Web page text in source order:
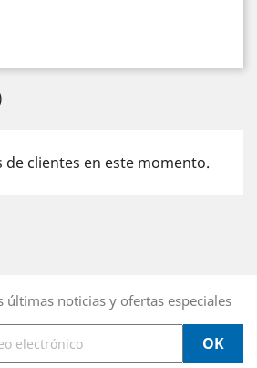
de clientes en este momento.
últimas noticias y ofertas especiales